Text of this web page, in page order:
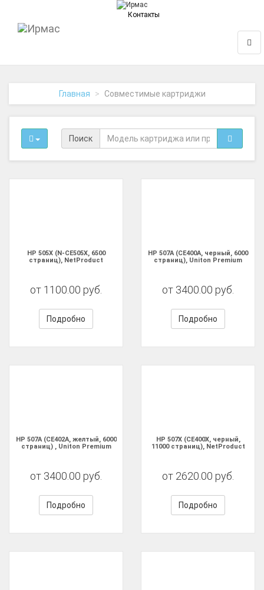
Контакты
Главная Совместимые картриджи
Поиск
HP 505X (N-CE505X, 6500
страниц), NetProduct
от 1100.00 руб.
Подробно
HP 507A (CE400A, черный, 6000
страниц), Uniton Premium
от 3400.00 руб.
Подробно
HP 507A (CE402A, желтый, 6000
страниц) , Uniton Premium
от 3400.00 руб.
Подробно
HP 507X (CE400X, черный,
11000 страниц), NetProduct
от 2620.00 руб.
Подробно